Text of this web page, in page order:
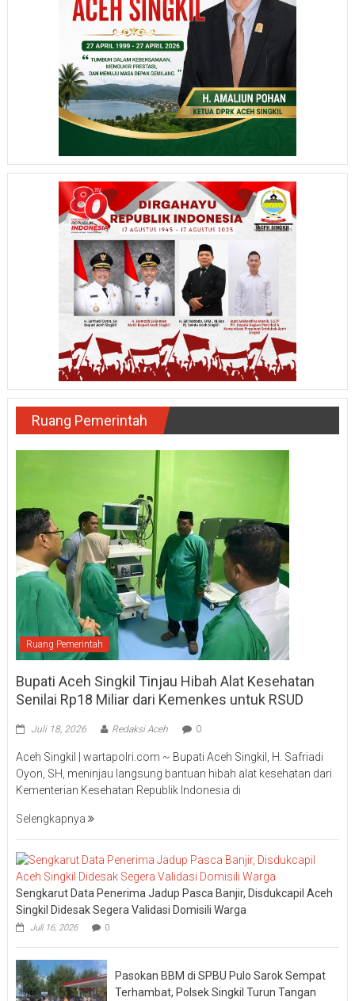
Ruang Pemerintah
Ruang Pemerintah
Bupati Aceh Singkil Tinjau Hibah Alat Kesehatan
Senilai Rp18 Miliar dari Kemenkes untuk RSUD
Juli 18, 2026 Redaksi Aceh 0
Aceh Singkil | wartapolri.com ~ Bupati Aceh Singkil, H. Safriadi
Oyon, SH, meninjau langsung bantuan hibah alat kesehatan dari
Kementerian Kesehatan Republik Indonesia di
Selengkapnya
Sengkarut Data Penerima Jadup Pasca Banjir, Disdukcapil Aceh
Singkil Didesak Segera Validasi Domisili Warga
Juli 16, 2026 0
Pasokan BBM di SPBU Pulo Sarok Sempat
Terhambat, Polsek Singkil Turun Tangan